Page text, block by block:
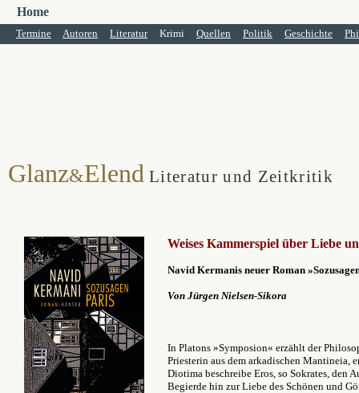
Home
Termine Autoren Literatur Krimi Quellen Politik Geschichte
Glanz&Elend Literatur und Zeitkritik
Weises Kammerspiel über Liebe
Navid Kermanis neuer Roman
Von Jürgen Nielsen-Sikora
In Platons »Symposion« erzählt der
Priesterin aus dem arkadischen Mantineia,
Diotima beschreibe Eros, so Sokrates, den
Begierde hin zur Liebe des Schönen und